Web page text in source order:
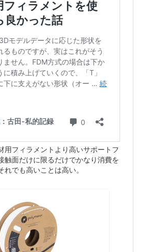
用フィラメントより高いサポートフ
触面だけに限るだけでかなり消費を
でも高いことは高い。